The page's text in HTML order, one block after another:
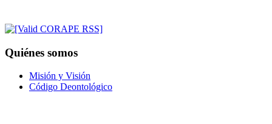
Quiénes somos
Misión y Visión
Código Deontológico